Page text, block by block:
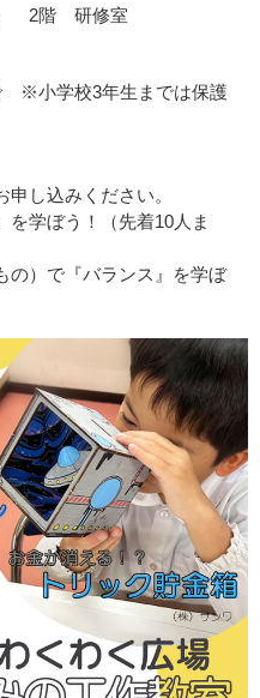
」 2階 研修室
※小学校3年生までは保護
し込みください。
学ぼう！（先着10人ま
）で『バランス』を学ぼ